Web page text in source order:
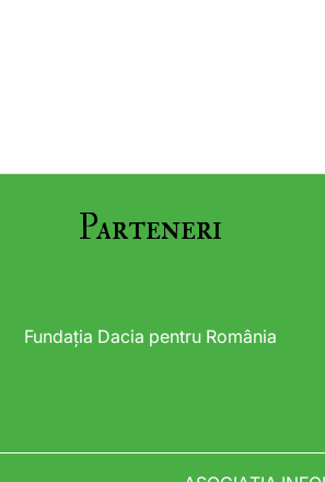
Parteneri
Fundația Dacia pentru România